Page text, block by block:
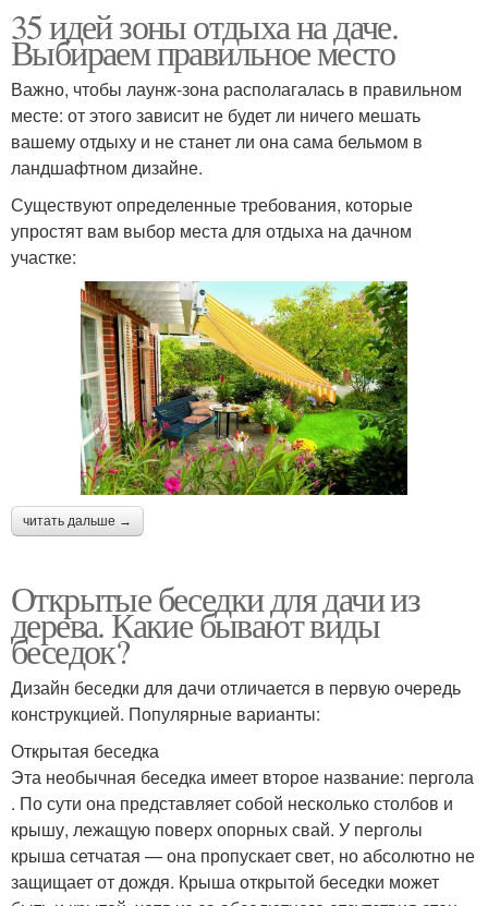
35 идей зоны отдыха на даче.
Выбираем правильное место
Важно, чтобы лаунж-зона располагалась в правильном
месте: от этого зависит не будет ли ничего мешать
вашему отдыху и не станет ли она сама бельмом в
ландшафтном дизайне.
Существуют определенные требования, которые
упростят вам выбор места для отдыха на дачном
участке:
читать дальше →
Открытые беседки для дачи из
дерева. Какие бывают виды
беседок?
Дизайн беседки для дачи отличается в первую очередь
конструкцией. Популярные варианты:
Открытая беседка
Эта необычная беседка имеет второе название: пергола
. По сути она представляет собой несколько столбов и
крышу, лежащую поверх опорных свай. У перголы
крыша сетчатая — она пропускает свет, но абсолютно не
защищает от дождя. Крыша открытой беседки может